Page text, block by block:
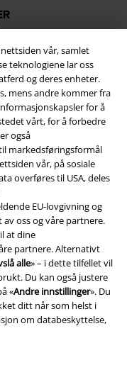
vår, samlet
teknologiene lar oss
og deres enheter.
mens andre kommer fra
for å
vårt, for å forbedre
også
markedsføringsformål
vår, på sosiale
overføres til USA, deles
EU-lovgivning og
oss og våre partnere.
at dine
partnere. Alternativt
alle» – i dette tilfellet vil
Du kan også justere
«Andre innstillinger». Du
ditt når som helst i
om databeskyttelse,